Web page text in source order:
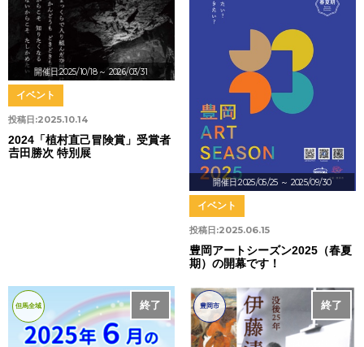
開催日:2025/10/18 ～ 2026/03/31
投稿日:2025.10.14
イベント
2024「植村直己冒険賞」受賞者
𠮷田勝次 特別展
開催日:2025/05/25 ～ 2025/09/30
投稿日:2025.06.15
イベント
豊岡アートシーズン2025（春夏
期）の開幕です！
終了
但馬全域 終了
豊岡市